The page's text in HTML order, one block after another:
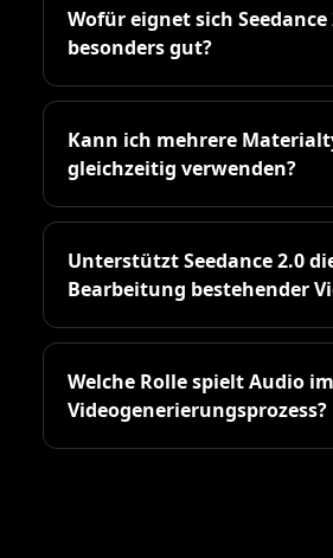
Wofür eignet sich Seedance
besonders gut?
Kann ich mehrere
gleichzeitig verwenden?
Unterstützt Seedance 2.0
Bearbeitung bestehender
Welche Rolle spielt Audio im
Videogenerierungsprozess?